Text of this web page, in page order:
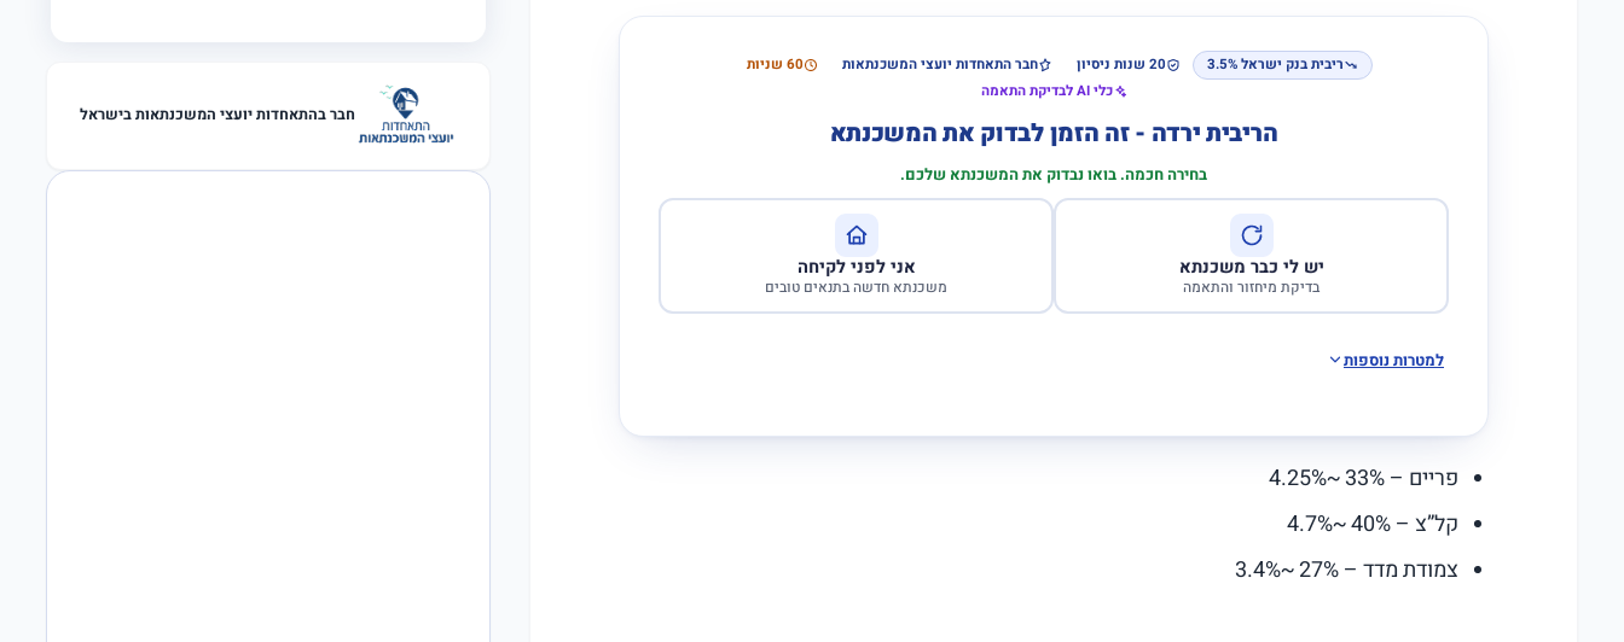
ריבית בנק ישראל 3.5% 20 שנות ניסיון חבר התאחדות יועצי המשכנתאות
60 שניות
כלי AI לבדיקת התאמה
הריבית ירדה - זה הזמן לבדוק את המשכנתא
בחירה חכמה. בואו נבדוק את המשכנתא שלכם.
יש לי כבר משכנתא
בדיקת מיחזור והתאמה
אני לפני לקיחה
משכנתא חדשה בתנאים טובים
למטרות נוספות
פריים – 33% ~4.25%
קל”צ – 40% ~4.7%
צמודת מדד – 27% ~3.4%
חבר בהתאחדות יועצי המשכנתאות בישראל